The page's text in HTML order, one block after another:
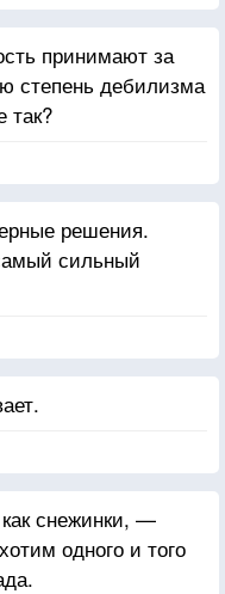
принимают за
степень дебилизма
так?
решения.
сильный
снежинки, —
одного и того